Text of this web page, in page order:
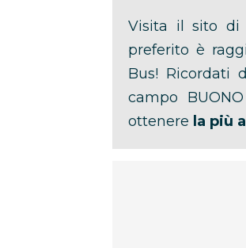
Visita il sito di
preferito è
Bus! Ricordati
campo
ottenere la più